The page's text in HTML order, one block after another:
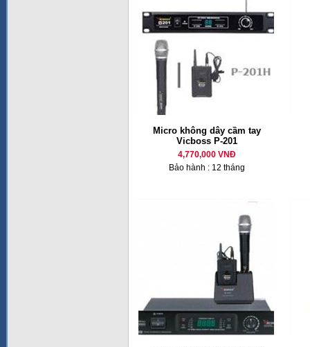
Micro không dây cầm tay
Vicboss P-201
4,770,000 VNĐ
Bảo hành : 12 tháng